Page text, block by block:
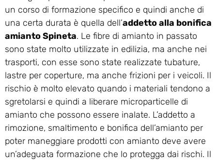
un corso di formazione specifico e quindi anche di
una certa durata è quella dell’addetto alla bonifica
amianto Spineta. Le fibre di amianto in passato
sono state molto utilizzate in edilizia, ma anche nei
trasporti, con esse sono state realizzate tubature,
lastre per coperture, ma anche frizioni per i veicoli. Il
rischio è molto elevato quando i materiali tendono a
sgretolarsi e quindi a liberare microparticelle di
amianto che possono essere inalate. L’addetto a
rimozione, smaltimento e bonifica dell’amianto per
poter maneggiare prodotti con amianto deve avere
un’adeguata formazione che lo protegga dai rischi. Il